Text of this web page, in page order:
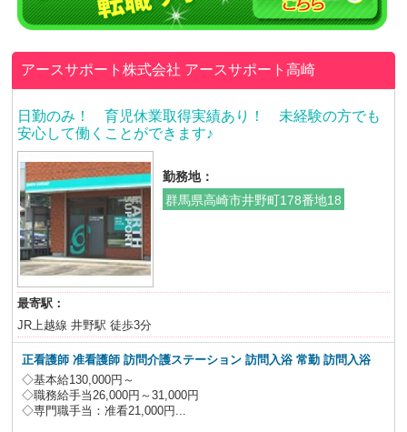
アースサポート株式会社 アースサポート高崎
日勤のみ！ 育児休業取得実績あり！ 未経験の方でも
安心して働くことができます♪
勤務地：
群馬県高崎市井野町178番地18
最寄駅：
JR上越線 井野駅 徒歩3分
正看護師 准看護師 訪問介護ステーション 訪問入浴 常勤 訪問入浴
◇基本給130,000円～
◇職務給手当26,000円～31,000円
◇専門職手当：准看21,000円...